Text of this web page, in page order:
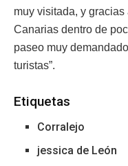
muy visitada, y
Canarias dentro de
paseo muy
turistas”.
Etiquetas
Corralejo
jessica de León